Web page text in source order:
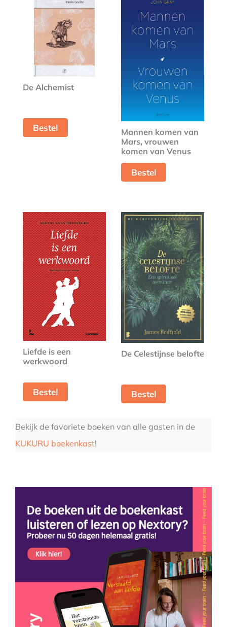
De Alchemist
Bestel
Mannen komen van
Mars, vrouwen
komen van Venus
Bestel
Liefde is een
werkwoord
Bestel
De Celestijnse belofte
Bestel
Bekijk de favoriete boeken van alle gasten in de
KUKURU boekenkast!